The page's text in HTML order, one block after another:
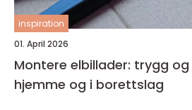
inspiration
01. April 2026
Montere elbillader: trygg
hjemme og i borettslag